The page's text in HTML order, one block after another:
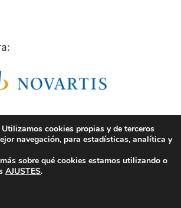
ASENDHI - Asociación de Enfermos
Utilizamos cookies propias y de terceros
navegación, para estadísticas, analítica y
sobre qué cookies estamos utilizando o
AJUSTES.